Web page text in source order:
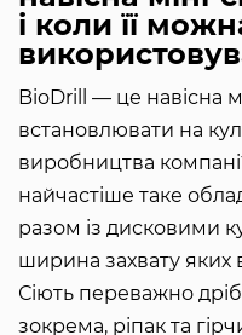
і коли її
BioDrill — це навісна
встановлювати на
виробництва
найчастіше таке
разом із дисковими
ширина захвату яких
Сіють переважно
зокрема, ріпак та